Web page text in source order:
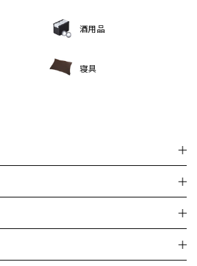
酒用品
寝具
掃除機
デスクライト